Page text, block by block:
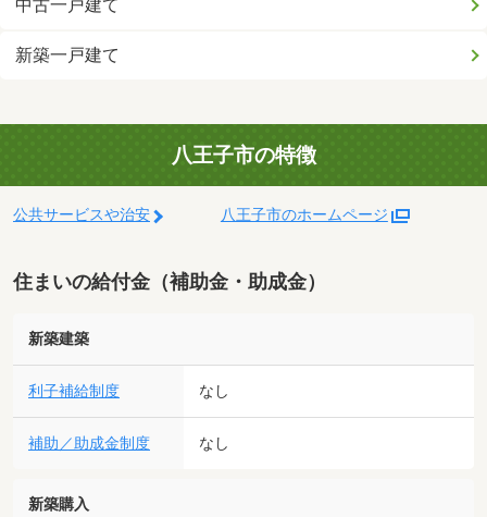
中古一戸建て
新築一戸建て
八王子市の特徴
公共サービスや治安 八王子市のホームページ
住まいの給付金（補助金・助成金）
新築建築
利子補給制度 なし
補助／助成金制度 なし
新築購入